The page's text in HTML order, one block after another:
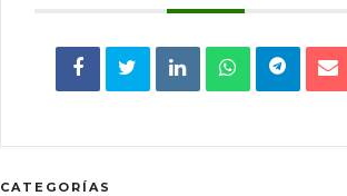
CATEGORÍAS